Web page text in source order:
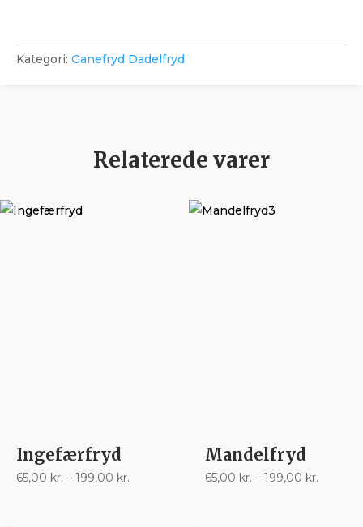
Kategori: Ganefryd Dadelfryd
Relaterede varer
Ingefærfryd
65,00 kr. – 199,00 kr.
Mandelfryd
65,00 kr. – 199,00 kr.